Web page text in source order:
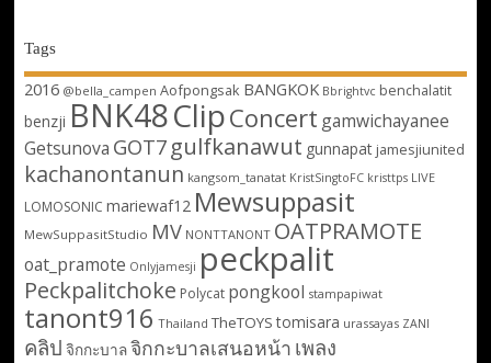
Tags
2016 @bella_campen Aofpongsak BANGKOK Bbrightvc benchalatit
benzji BNK48ClipConcert gamwichayanee
Getsunova GOT7 gulfkanawut gunnapat jamesjiunited
kachanontanun kangsom_tanatat KristSingtoFC kristtps LIVE
LOMOSONIC mariewaf12 Mewsuppasit
MewSuppasitStudio MV NONTTANONT OATPRAMOTE
oat_pramote Onlyjamesji peckpalit
Peckpalitchoke Polycat pongkool stampapiwat
tanont916 Thailand TheTOYS tomisara urassayas ZANI
คลิป จิกกะบาลจิกกะบาลเสนอหน้า เพลง